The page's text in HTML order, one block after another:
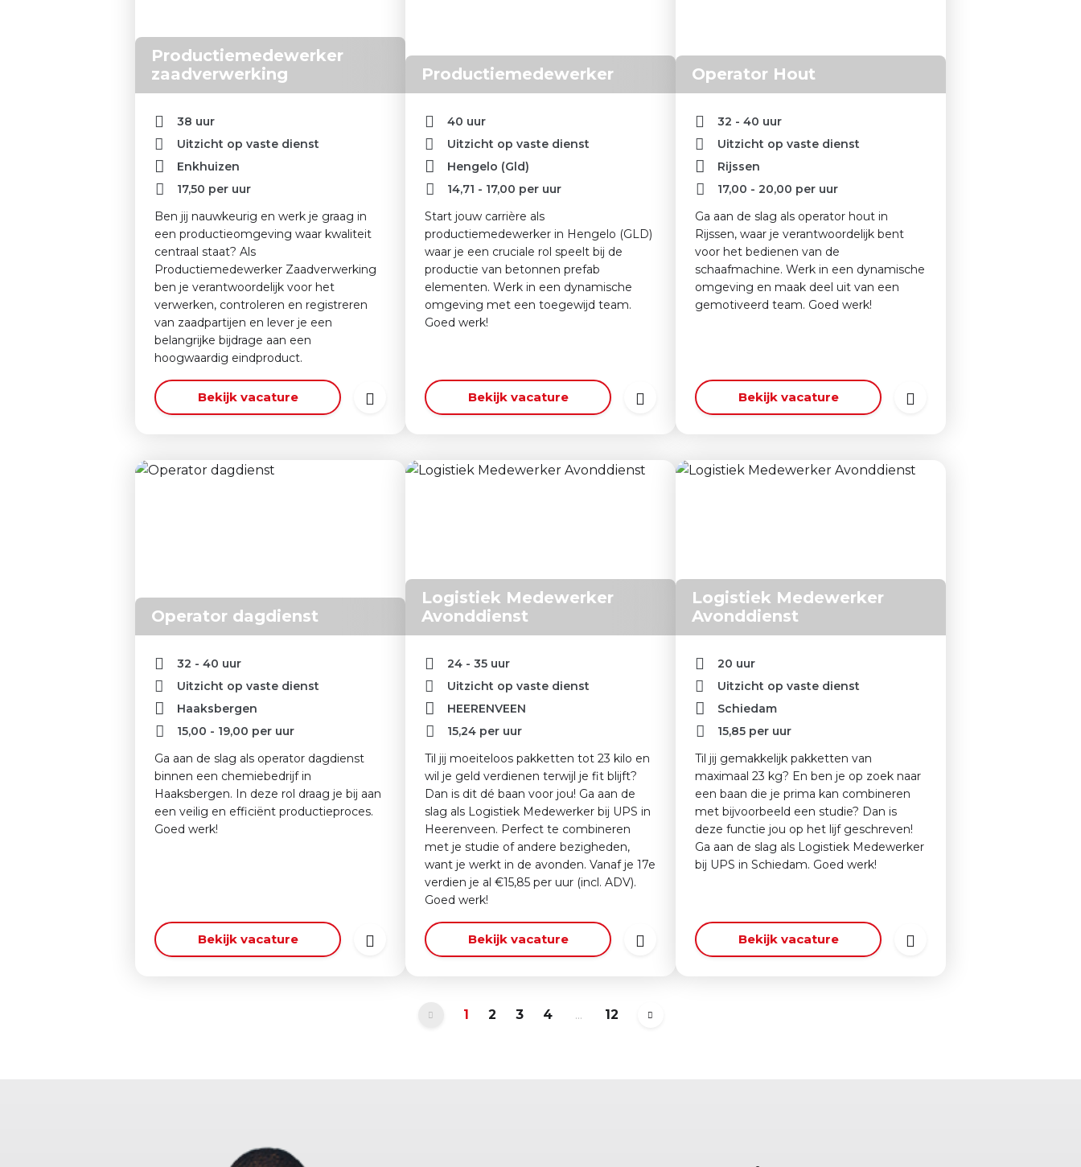
Productiemedewerker
zaadverwerking
38 uur
Uitzicht op vaste dienst
Enkhuizen
17,50 per uur
Ben jij nauwkeurig en werk je graag in
een productieomgeving waar kwaliteit
centraal staat? Als
Productiemedewerker Zaadverwerking
ben je verantwoordelijk voor het
verwerken, controleren en registreren
van zaadpartijen en lever je een
belangrijke bijdrage aan een
hoogwaardig eindproduct.
Bekijk vacature
Productiemedewerker
40 uur
Uitzicht op vaste dienst
Hengelo (Gld)
14,71 - 17,00 per uur
Start jouw carrière als
productiemedewerker in Hengelo (GLD)
waar je een cruciale rol speelt bij de
productie van betonnen prefab
elementen. Werk in een dynamische
omgeving met een toegewijd team.
Goed werk!
Bekijk vacature
Operator Hout
32 - 40 uur
Uitzicht op vaste dienst
Rijssen
17,00 - 20,00 per uur
Ga aan de slag als operator hout in
Rijssen, waar je verantwoordelijk bent
voor het bedienen van de
schaafmachine. Werk in een dynamische
omgeving en maak deel uit van een
gemotiveerd team. Goed werk!
Bekijk vacature
Operator dagdienst
32 - 40 uur
Uitzicht op vaste dienst
Haaksbergen
15,00 - 19,00 per uur
Ga aan de slag als operator dagdienst
binnen een chemiebedrijf in
Haaksbergen. In deze rol draag je bij aan
een veilig en efficiënt productieproces.
Goed werk!
Bekijk vacature
Logistiek Medewerker
Avonddienst
24 - 35 uur
Uitzicht op vaste dienst
HEERENVEEN
15,24 per uur
Til jij moeiteloos pakketten tot 23 kilo en
wil je geld verdienen terwijl je fit blijft?
Dan is dit dé baan voor jou! Ga aan de
slag als Logistiek Medewerker bij UPS in
Heerenveen. Perfect te combineren
met je studie of andere bezigheden,
want je werkt in de avonden. Vanaf je 17e
verdien je al €15,85 per uur (incl. ADV).
Goed werk!
Bekijk vacature
Logistiek Medewerker
Avonddienst
20 uur
Uitzicht op vaste dienst
Schiedam
15,85 per uur
Til jij gemakkelijk pakketten van
maximaal 23 kg? En ben je op zoek naar
een baan die je prima kan combineren
met bijvoorbeeld een studie? Dan is
deze functie jou op het lijf geschreven!
Ga aan de slag als Logistiek Medewerker
bij UPS in Schiedam. Goed werk!
Bekijk vacature
1 2 3 4 ... 12